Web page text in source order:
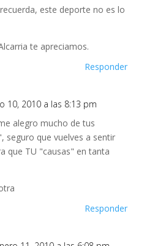
este deporte no es lo
te apreciamos.
Responder
10, 2010 a las 8:13 pm
alegro mucho de tus
seguro que vuelves a sentir
que TU "causas" en tanta
Responder